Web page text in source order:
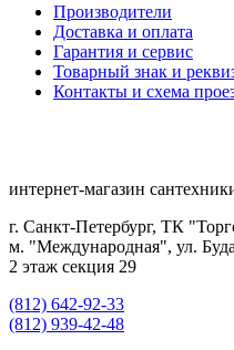
Производители
Доставка и оплата
Гарантия и сервис
Товарный знак и
Контакты и схема
интернет-магазин
г. Санкт-Петербург, ТК
м. "Международная", ул.
2 этаж секция 29
(812) 642-92-33
(812) 939-42-48